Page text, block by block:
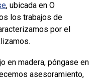
, ubicada en O
los trabajos de
por el
en madera, póngase en
asesoramiento,